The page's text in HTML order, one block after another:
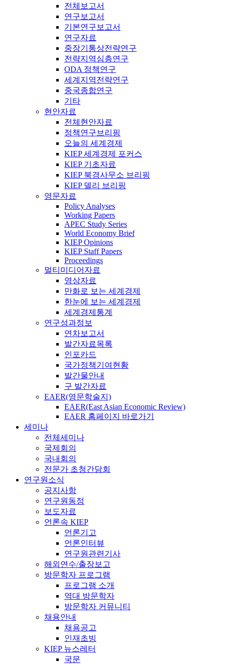
전체보고서
연구보고서
기본연구보고서
연구자료
중장기통상전략연구
전략지역심층연구
ODA 정책연구
세계지역전략연구
중국종합연구
기타
현안자료
전체현안자료
정책연구브리핑
오늘의 세계경제
KIEP 세계경제 포커스
KIEP 기초자료
KIEP 북경사무소 브리핑
KIEP 델리 브리핑
영문자료
Policy Analyses
Working Papers
APEC Study Series
World Economy Brief
KIEP Opinions
KIEP Staff Papers
Proceedings
멀티미디어자료
영상자료
만화로 보는 세계경제
한눈에 보는 세계경제
세계경제통계
연구성과정보
연차보고서
발간자료목록
인포카드
국가정책기여현황
발간물안내
구 발간자료
EAER(영문학술지)
EAER(East Asian Economic Review)
EAER 홈페이지 바로가기
세미나
전체세미나
국제회의
국내회의
전문가 초청간담회
연구원소식
공지사항
연구원동정
보도자료
언론속 KIEP
언론기고
언론인터뷰
연구원관련기사
해외연수/출장보고
방문학자 프로그램
프로그램 소개
역대 방문학자
방문학자 커뮤니티
채용안내
채용공고
인재초빙
KIEP 뉴스레터
국문